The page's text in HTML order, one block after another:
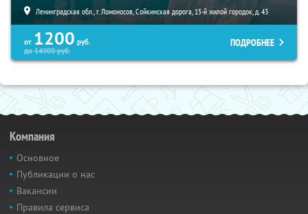
Ленинградская обл., г. Ломоносов, Сойкинская дорога, 15-й жилой городок, д. 43
от 1200 руб.
до14900руб.
ПОДРОБНЕЕ
Компания
Основное
Публикации о нас
Вакансии
Правила сервиса